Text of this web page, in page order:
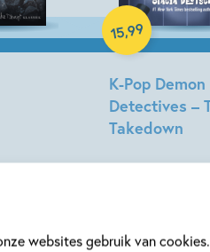
websites gebruik van cookies.
K-Pop Demon
Detectives –
Takedown
Katie
15,99